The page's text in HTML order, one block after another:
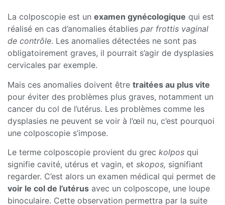
La colposcopie est un examen gynécologique qui est
réalisé en cas d’anomalies établies par frottis vaginal
de contrôle. Les anomalies détectées ne sont pas
obligatoirement graves, il pourrait s’agir de dysplasies
cervicales par exemple.
Mais ces anomalies doivent être traitées au plus vite
pour éviter des problèmes plus graves, notamment un
cancer du col de l’utérus. Les problèmes comme les
dysplasies ne peuvent se voir à l’œil nu, c’est pourquoi
une colposcopie s’impose.
Le terme colposcopie provient du grec kolpos qui
signifie cavité, utérus et vagin, et skopos, signifiant
regarder. C’est alors un examen médical qui permet de
voir le col de l’utérus avec un colposcope, une loupe
binoculaire. Cette observation permettra par la suite